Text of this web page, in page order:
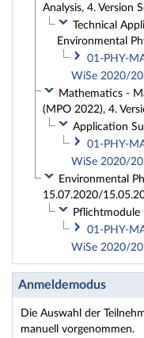
Analysis, 4. Version
Technical
Environmental
01-PHY-
WiSe 2020/
Mathematics -
(MPO 2022), 4.
Application
01-PHY-
WiSe 2020/
Environmental
15.07.2020/
Pflichtmodule
01-PHY-
WiSe 2020/
Anmeldemodus
Die Auswahl der
manuell vorgenommen.